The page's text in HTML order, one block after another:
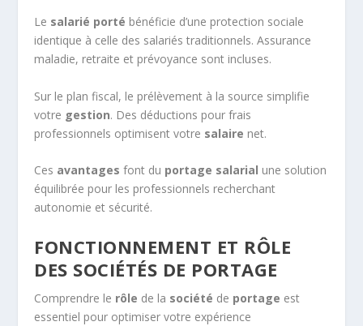
Le salarié porté bénéficie d’une protection sociale
identique à celle des salariés traditionnels. Assurance
maladie, retraite et prévoyance sont incluses.
Sur le plan fiscal, le prélèvement à la source simplifie
votre gestion. Des déductions pour frais
professionnels optimisent votre salaire net.
Ces avantages font du portage salarial une solution
équilibrée pour les professionnels recherchant
autonomie et sécurité.
FONCTIONNEMENT ET RÔLE
DES SOCIÉTÉS DE PORTAGE
Comprendre le rôle de la société de portage est
essentiel pour optimiser votre expérience